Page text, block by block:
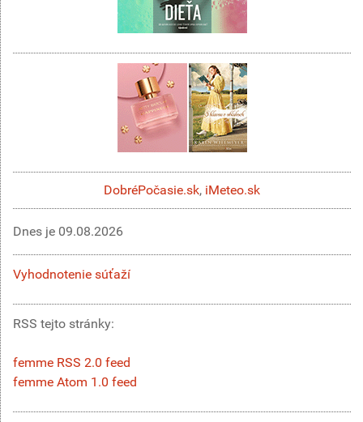
DobréPočasie.sk, iMeteo.sk
Dnes je 09.08.2026
Vyhodnotenie súťaží
RSS tejto stránky:
femme RSS 2.0 feed
femme Atom 1.0 feed